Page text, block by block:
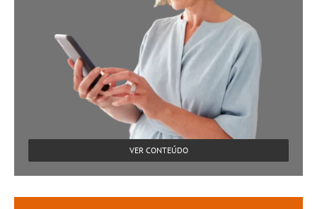
VER CONTEÚDO